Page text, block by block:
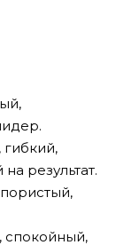
гибкий,
результат.
спокойный,